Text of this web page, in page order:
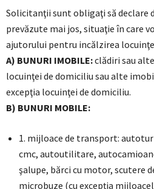
Solicitanţii sunt obligaţi să declare
prevăzute mai jos, situaţie în care
ajutorului pentru incălzirea
A) BUNURI IMOBILE:clădiri sau
locuinţei de domiciliu sau alte
excepţia locuinţei de domiciliu.
B) BUNURI MOBILE:
1. mijloace de transport:
cmc, autoutilitare,
şalupe, bărci cu motor, scutere
microbuze (cu excepţia